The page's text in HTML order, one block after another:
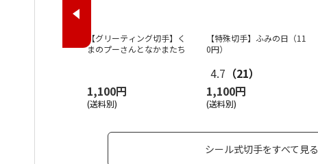
【グリーティング切手】く
まのプーさんとなかまたち
1,100円
(送料別)
【特殊切手】ふみの日（11
0円）
4.7 （21）
1,100円
(送料別)
シール式切手をすべて見る